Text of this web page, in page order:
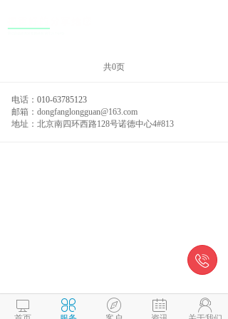
共0页
电话： 010-63785123
邮箱：dongfanglongguan@163.com
地址：北京南四环西路128号诺德中心4#813
    
